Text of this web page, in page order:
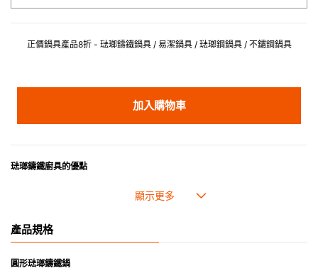
正價鍋具產品8折 - 琺瑯鑄鐵鍋具 / 易潔鍋具 / 琺瑯鋼鍋具 / 不鏽鋼鍋具
加入購物車
琺瑯鑄鐵廚具的優點
• 琺瑯鑄鐵傳熱性均勻，不會產生過熱點。
• 重身的鍋蓋能有助防止蒸氣溜走,易於 保持食物的原汁原味。
• 琺瑯抗酸鹼，不會殘留氣味，安全衛生。
產品規格
圓形琺瑯鑄鐵鍋